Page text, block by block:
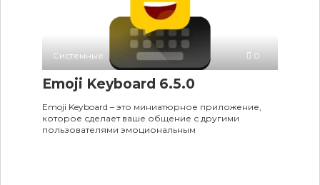
Системные 0
Emoji Keyboard 6.5.0
Emoji Keyboard – это миниатюрное приложение,
которое сделает ваше общение с другими
пользователями эмоциональным